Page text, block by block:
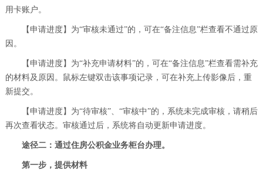
用卡账户。
【申请进度】为“审核未通过”的，可在“备注信息”栏查看不通过原
因。
【申请进度】为“补充申请材料”的，可在“备注信息”栏查看需补充
的材料及原因。鼠标左键双击该事项记录，可在补充上传影像后，重
新提交。
【申请进度】为“待审核”、“审核中”的，系统未完成审核，请稍后
再次查看状态。审核通过后，系统将自动更新申请进度。
途径二：通过住房公积金业务柜台办理。
第一步，提供材料